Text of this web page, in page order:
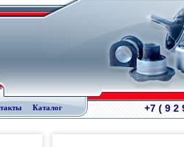
Каталог +7 ( 9 2